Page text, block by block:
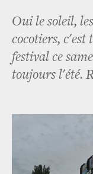
Oui le soleil,
cocotiers,
festival ce
toujours l'été.